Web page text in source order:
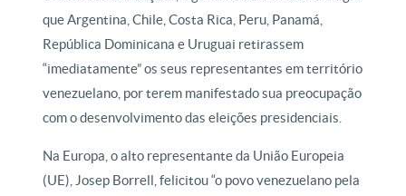
que Argentina, Chile, Costa Rica, Peru, Panamá,
República Dominicana e Uruguai retirassem
“imediatamente” os seus representantes em território
venezuelano, por terem manifestado sua preocupação
com o desenvolvimento das eleições presidenciais.
Na Europa, o alto representante da União Europeia
(UE), Josep Borrell, felicitou “o povo venezuelano pela